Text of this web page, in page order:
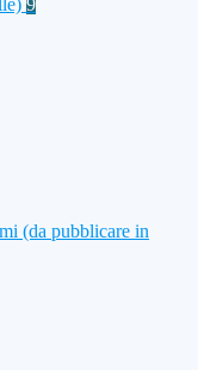
9
(da pubblicare in